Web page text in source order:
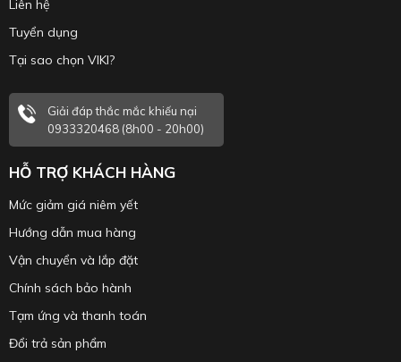
Liên hệ
Tuyển dụng
Tại sao chọn VIKI?
Giải đáp thắc mắc khiếu nại
0933320468 (8h00 - 20h00)
HỖ TRỢ KHÁCH HÀNG
Mức giảm giá niêm yết
Hướng dẫn mua hàng
Vận chuyển và lắp đặt
Chính sách bảo hành
Tạm ứng và thanh toán
Đổi trả sản phẩm